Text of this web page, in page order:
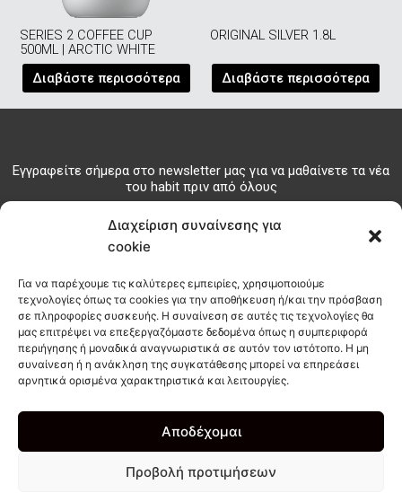
Διαχείριση συναίνεσης για
cookie
Για να παρέχουμε τις καλύτερες εμπειρίες, χρησιμοποιούμε
τεχνολογίες όπως τα cookies για την αποθήκευση ή/και την πρόσβαση
σε πληροφορίες συσκευής. Η συναίνεση σε αυτές τις τεχνολογίες θα
μας επιτρέψει να επεξεργαζόμαστε δεδομένα όπως η συμπεριφορά
περιήγησης ή μοναδικά αναγνωριστικά σε αυτόν τον ιστότοπο. Η μη
συναίνεση ή η ανάκληση της συγκατάθεσης μπορεί να επηρεάσει
αρνητικά ορισμένα χαρακτηριστικά και λειτουργίες.
Αποδέχομαι
Προβολή προτιμήσεων
SERIES 2 COFFEE CUP
500ML | ARCTIC WHITE
Διαβάστε περισσότερα
ORIGINAL SILVER 1.8L
Διαβάστε περισσότερα
Εγγραφείτε σήμερα στο newsletter μας για να μαθαίνετε τα νέα
του habit πριν από όλους
ΣΤΟΙΧΕΙΑ
ΕΠΙΚΟΙΝΩΝΙΑΣ
info@habitcoffee.co
28210
08187
∆ΩΡΕΑΝ
∆ΙΑΝΟΜΗ
ΣΤΑ